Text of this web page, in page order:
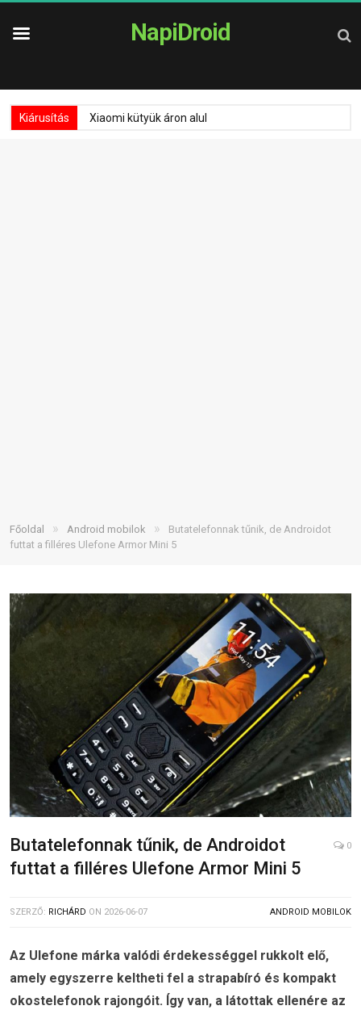
NapiDroid
Kiárusítás Xiaomi kütyük áron alul
Főoldal » Android mobilok »
Butatelefonnak tűnik, de Androidot
futtat a filléres Ulefone Armor Mini 5
Butatelefonnak tűnik, de Androidot
futtat a filléres Ulefone Armor Mini 5
0
SZERZŐ: RICHÁRD ON 2026-06-07 ANDROID MOBILOK
Az Ulefone márka valódi érdekességgel rukkolt elő,
amely egyszerre keltheti fel a strapabíró és kompakt
okostelefonok rajongóit. Így van, a látottak ellenére az